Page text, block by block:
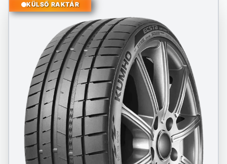
KÜLSŐ RAKTÁR